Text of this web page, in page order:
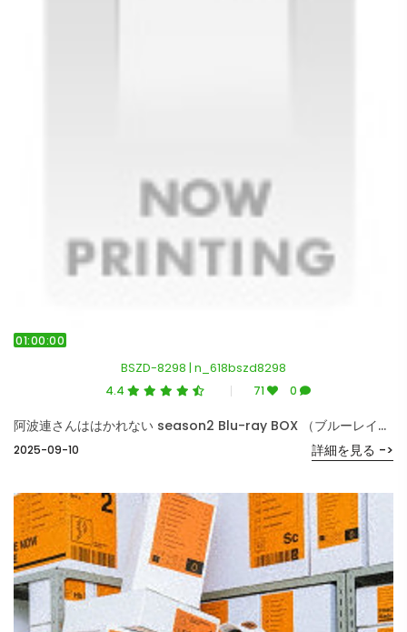
01:00:00
BSZD-8298 | n_618bszd8298
4.4 71 0
2025-09-10
阿波連さんははかれない season2 Blu-ray BOX （ブルーレイディスク）
詳細を見る ->